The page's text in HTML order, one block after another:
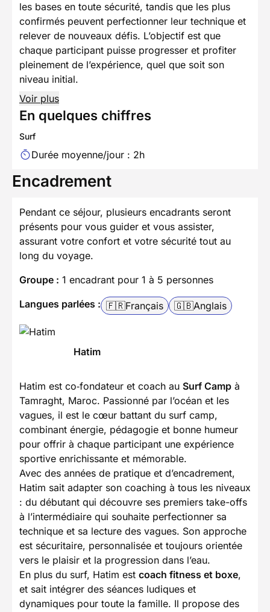
les bases en toute sécurité, tandis que les plus
confirmés peuvent perfectionner leur technique et
relever de nouveaux défis. L’objectif est que
chaque participant puisse progresser et profiter
pleinement de l’expérience, quel que soit son
niveau initial.
Voir plus
En quelques chiffres
Surf
Durée moyenne/jour : 2h
Encadrement
Pendant ce séjour, plusieurs encadrants seront
présents pour vous guider et vous assister,
assurant votre confort et votre sécurité tout au
long du voyage.
Groupe : 1 encadrant pour 1 à 5 personnes
Langues parlées : 🇫🇷Français 🇬🇧Anglais
Hatim
Hatim est co‑fondateur et coach au Surf Camp à
Tamraght, Maroc. Passionné par l’océan et les
vagues, il est le cœur battant du surf camp,
combinant énergie, pédagogie et bonne humeur
pour offrir à chaque participant une expérience
sportive enrichissante et mémorable.
Avec des années de pratique et d’encadrement,
Hatim sait adapter son coaching à tous les niveaux
: du débutant qui découvre ses premiers take-offs
à l’intermédiaire qui souhaite perfectionner sa
technique et sa lecture des vagues. Son approche
est sécuritaire, personnalisée et toujours orientée
vers le plaisir et la progression dans l’eau.
En plus du surf, Hatim est coach fitness et boxe,
et sait intégrer des séances ludiques et
dynamiques pour toute la famille. Il propose des